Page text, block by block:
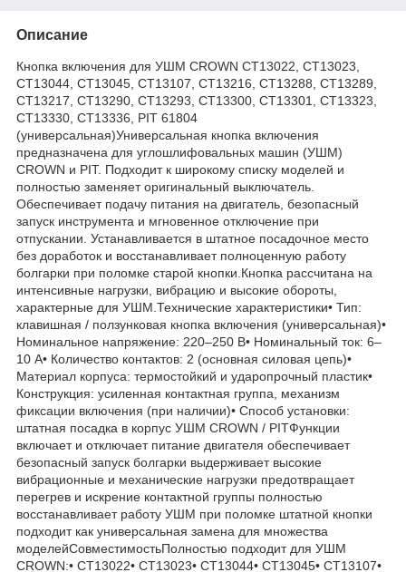
Описание
Кнопка включения для УШМ CROWN CT13022, CT13023,
CT13044, CT13045, CT13107, CT13216, CT13288, CT13289,
CT13217, CT13290, CT13293, CT13300, CT13301, CT13323,
CT13330, CT13336, PIT 61804
(универсальная)Универсальная кнопка включения
предназначена для углошлифовальных машин (УШМ)
CROWN и PIT. Подходит к широкому списку моделей и
полностью заменяет оригинальный выключатель.
Обеспечивает подачу питания на двигатель, безопасный
запуск инструмента и мгновенное отключение при
отпускании. Устанавливается в штатное посадочное место
без доработок и восстанавливает полноценную работу
болгарки при поломке старой кнопки.Кнопка рассчитана на
интенсивные нагрузки, вибрацию и высокие обороты,
характерные для УШМ.Технические характеристики• Тип:
клавишная / ползунковая кнопка включения (универсальная)•
Номинальное напряжение: 220–250 В• Номинальный ток: 6–
10 А• Количество контактов: 2 (основная силовая цепь)•
Материал корпуса: термостойкий и ударопрочный пластик•
Конструкция: усиленная контактная группа, механизм
фиксации включения (при наличии)• Способ установки:
штатная посадка в корпус УШМ CROWN / PITФункции
включает и отключает питание двигателя обеспечивает
безопасный запуск болгарки выдерживает высокие
вибрационные и механические нагрузки предотвращает
перегрев и искрение контактной группы полностью
восстанавливает работу УШМ при поломке штатной кнопки
подходит как универсальная замена для множества
моделейСовместимостьПолностью подходит для УШМ
CROWN:• CT13022• CT13023• CT13044• CT13045• CT13107•